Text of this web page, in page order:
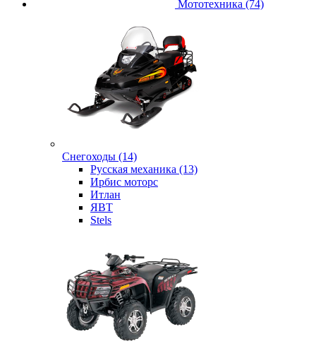
Мототехника (74)
Снегоходы (14)
Русская механика (13)
Ирбис моторс
Итлан
ЯВТ
Stels